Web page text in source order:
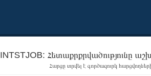
INTSTJOB: Հետաքրքրվածությունը
Հարցը տրվել է գործազուրկ